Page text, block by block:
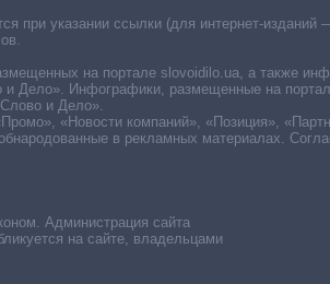
Администрация сайта
на сайте, владельцами
при указании ссылки (для интернет-
на портале slovoidilo.ua, а также
Инфографики, размещенные на
и Дело».
«Новости компаний», «Позиция»,
в рекламных материалах.